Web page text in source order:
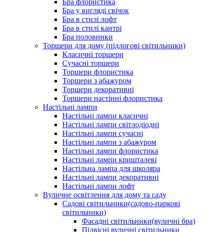
Бра флористика
Бра у вигляді свічок
Бра в стилі лофт
Бра в стилі кантрі
Бра половинки
Торшери для дому (підлогові світильники)
Класичні торшери
Сучасні торшери
Торшери флористика
Торшери з абажуром
Торшери декоративні
Торшери настінні флористика
Настільні лампи
Настільні лампи класичні
Настільні лампи світлодіодні
Настільні лампи сучасні
Настільні лампи з абажуром
Настільні лампи флористика
Настільні лампи кришталеві
Настільна лампа для школяра
Настільні лампи декоративні
Настільні лампи лофт
Вуличне освітлення для дому та саду
Садові світильники(садово-паркові
світильники)
Фасадні світильники(вуличні бра)
Підвісні вуличні світильники